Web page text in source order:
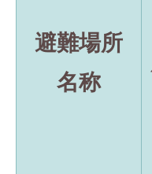
避難場所
名称